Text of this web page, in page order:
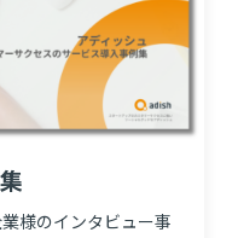
様のインタビュー事